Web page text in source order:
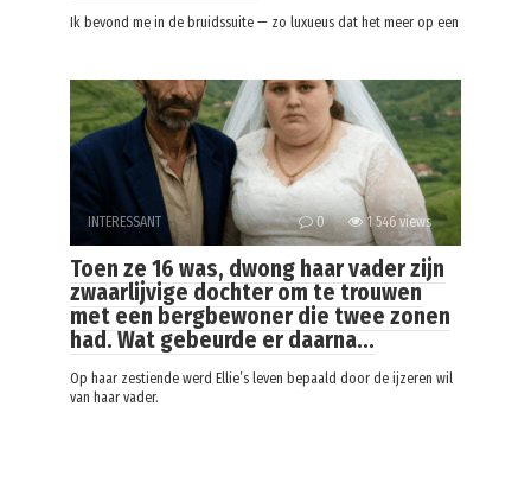
Ik bevond me in de bruidssuite — zo luxueus dat het meer op een
INTERESSANT 0 1 546 views
Toen ze 16 was, dwong haar vader zijn
zwaarlijvige dochter om te trouwen
met een bergbewoner die twee zonen
had. Wat gebeurde er daarna…
Op haar zestiende werd Ellie’s leven bepaald door de ijzeren wil
van haar vader.